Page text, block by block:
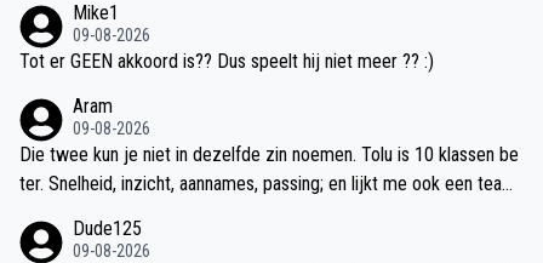
Mike1
09-08-2026
Tot er GEEN akkoord is?? Dus speelt hij niet meer ?? :)
Aram
09-08-2026
Die twee kun je niet in dezelfde zin noemen. Tolu is 10 klassen be
ter. Snelheid, inzicht, aannames, passing; en lijkt me ook een team
Dude125
09-08-2026